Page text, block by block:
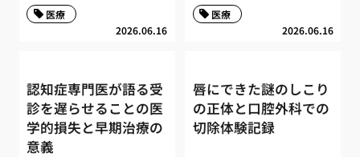
2026.06.16
医療
2026.06.16
医療
認知症専門医が語る受
診を遅らせることの医
学的損失と早期治療の
意義
唇にできた謎のしこり
の正体と口腔外科での
切除体験記録